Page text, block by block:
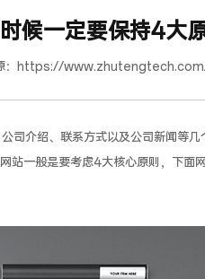
候一定要保持4大
https://
介绍、联系方式以及公司新闻等几
站一般是要考虑4大核心原则，下面